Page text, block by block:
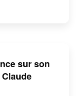
sur son